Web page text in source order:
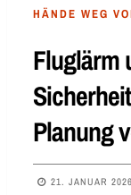
HÄNDE WEG
Fluglärm
Planung
21. JANUAR 2026